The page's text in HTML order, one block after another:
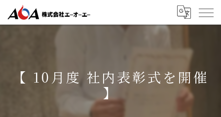
【 10月度 社内表彰式を開催
】